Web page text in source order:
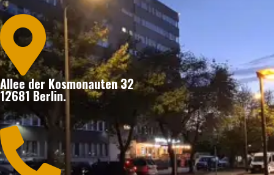

Allee der Kosmonauten 32
12681 Berlin.
